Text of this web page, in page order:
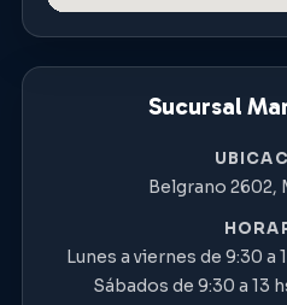
Sucursal
Belgrano 2602,
Lunes a viernes de 9:30 a
Sábados de 9:30 a 13